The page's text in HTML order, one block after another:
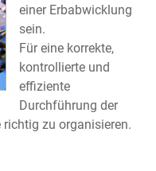
einer Erbabwicklung
sein.
Für eine korrekte,
kontrollierte und
effiziente
Durchführung der
zu organisieren.